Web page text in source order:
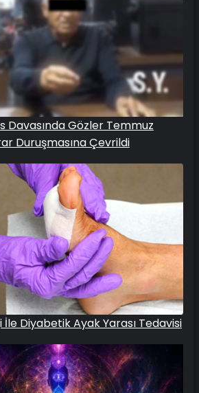
Davasında Gözler Temmuz
Duruşmasına Çevrildi
Diyabetik Ayak Yarası Tedavisi